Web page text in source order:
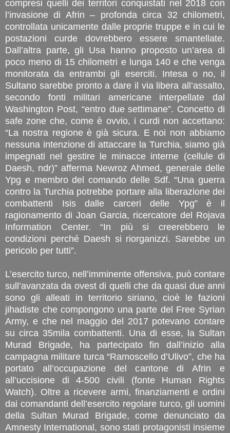
compresi quelli dei territori conquistati nel 2018 con
l’invasione di Afrin – profonda circa 32 chilometri,
controllata unicamente dalle proprie truppe e in cui le
postazioni curde dovrebbero essere smantellate.
Dall’altra parte, gli Usa hanno proposto un’area di
poco meno di 15 chilometri e lunga 140 e che venga
monitorata da entrambi gli eserciti. Intesa o no, il
Sultano sarebbe pronto a dare il via libera all’assalto,
secondo fonti militari americane interpellate dal
Washington Post, “entro due settimane”. Concetto di
safe zone che, come è ovvio, i curdi non accettano:
“La nostra regione è già sicura. E noi non abbiamo
nessuna intenzione di attaccare la Turchia, siamo già
impegnati nel gestire le minacce interne (cellule di
Daesh, ndr)” afferma Newroz Ahmed, generale delle
Ypg e membro del comando delle Sdf. “Una guerra
contro la Turchia potrebbe portare alla liberazione dei
combattenti Isis dalle carceri delle Ypg” è il
ragionamento di Joan Garcia, ricercatore del Rojava
Information Center. “In più si creerebbero le
condizioni perché Daesh si riorganizzi. Sarebbe un
pericolo per tutti”.
L’esercito turco, nell’imminente offensiva, può contare
sull’avanzata da ovest di quelli che da quasi due anni
sono gli alleati in territorio siriano, cioè le fazioni
jihadiste che compongono una parte del Free Syrian
Army, e che nel maggio del 2017 potevano contare
su circa 35mila combattenti. Una di esse, la Sultan
Murad Brigade, ha partecipato fin dall’inizio alla
campagna militare turca “Ramoscello d’Ulivo”, che ha
portato all’occupazione del cantone di Afrin e
all’uccisione di 4-500 civili (fonte Human Rights
Watch). Oltre a ricevere armi, finanziamenti e ordini
dai comandanti dell’esercito regolare turco, gli uomini
della Sultan Murad Brigade, come denunciato da
Amnesty International, sono stati protagonisti insieme